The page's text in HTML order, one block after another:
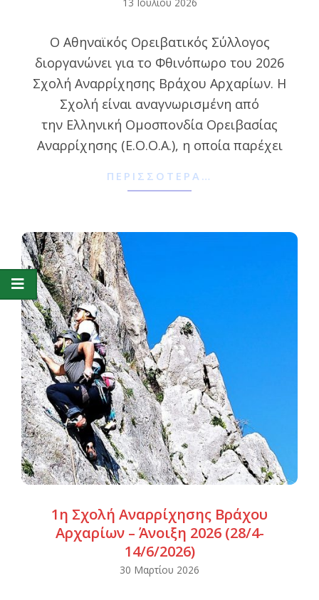
O Αθηναϊκός Ορειβατικός Σύλλογος
διοργανώνει για το Φθινόπωρο του 2026
Σχολή Αναρρίχησης Βράχου Αρχαρίων. Η
Σχολή είναι αναγνωρισμένη από
την Ελληνική Ομοσπονδία Ορειβασίας
Αναρρίχησης (Ε.Ο.Ο.Α.), η οποία παρέχει
ΠΕΡΙΣΣΌΤΕΡΑ…
1η Σχολή Αναρρίχησης Βράχου
Αρχαρίων – Άνοιξη 2026 (28/4-
14/6/2026)
30 Μαρτίου 2026